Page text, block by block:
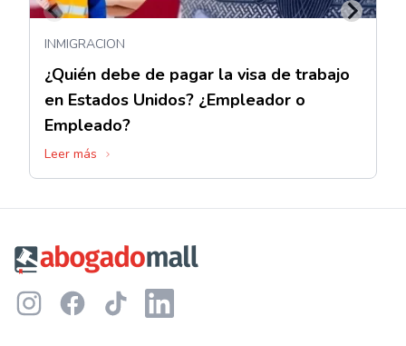
INMIGRACION
¿Quién debe de pagar la visa de trabajo
en Estados Unidos? ¿Empleador o
Empleado?
Leer más
InstagramFacebookTikTok LinkedIn